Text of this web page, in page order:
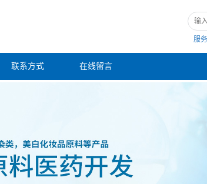
服
联系方式 在线留言